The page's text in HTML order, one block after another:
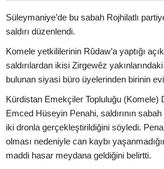
Süleymaniye’de bu sabah Rojhilatlı
saldırı düzenlendi.
Komele yetkililerinin Rûdaw’a yaptığı
saldırılardan ikisi Zirgewêz
bulunan siyasi büro üyelerinden birinin
Kürdistan Emekçiler Topluluğu (Komele)
Emced Hüseyin Penahi, saldırının
iki dronla gerçekleştirildiğini söyledi.
olması nedeniyle can kaybı
maddi hasar meydana geldiğini belirtti.